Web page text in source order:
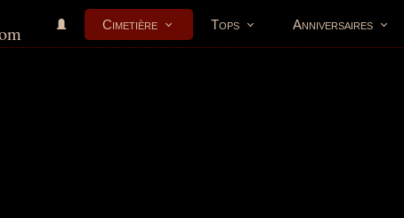
Cimetière Tops Anniversaires